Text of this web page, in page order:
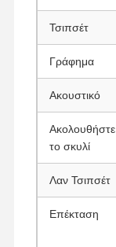
Τσιπσέτ
Γράφημα
Ακουστικό
Ακολουθήστε
το σκυλί
Λαν Τσιπσέτ
Επέκταση